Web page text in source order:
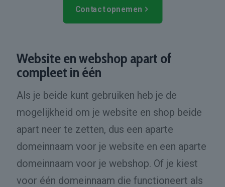
Contact opnemen
Website en webshop apart of
compleet in één
Als je beide kunt gebruiken heb je de
mogelijkheid om je website en shop beide
apart neer te zetten, dus een aparte
domeinnaam voor je website en een aparte
domeinnaam voor je webshop. Of je kiest
voor één domeinnaam die functioneert als